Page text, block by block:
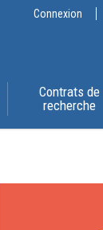
Connexion
Contrats de
recherche